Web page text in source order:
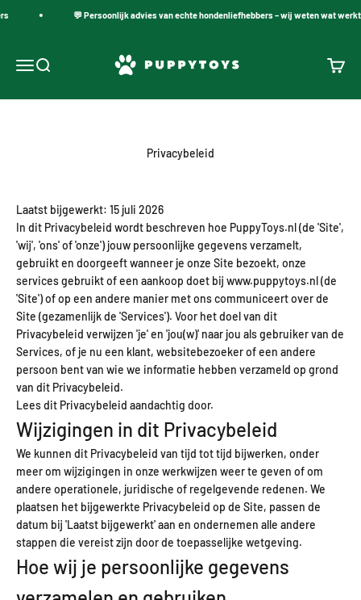
💬 Persoonlijk advies van echte hondenliefhebbers – wij weten wat werkt
Navigatiemenu openen
Zoeken openen
PuppyToys.nl
Privacybeleid
Laatst bijgewerkt: 15 juli 2026
In dit Privacybeleid wordt beschreven hoe PuppyToys.nl (de 'Site',
'wij', 'ons' of 'onze') jouw persoonlijke gegevens verzamelt,
gebruikt en doorgeeft wanneer je onze Site bezoekt, onze
services gebruikt of een aankoop doet bij www.puppytoys.nl (de
'Site') of op een andere manier met ons communiceert over de
Site (gezamenlijk de 'Services'). Voor het doel van dit
Privacybeleid verwijzen 'je' en 'jou(w)' naar jou als gebruiker van de
Services, of je nu een klant, websitebezoeker of een andere
persoon bent van wie we informatie hebben verzameld op grond
van dit Privacybeleid.
Lees dit Privacybeleid aandachtig door.
Wijzigingen in dit Privacybeleid
We kunnen dit Privacybeleid van tijd tot tijd bijwerken, onder
meer om wijzigingen in onze werkwijzen weer te geven of om
andere operationele, juridische of regelgevende redenen. We
plaatsen het bijgewerkte Privacybeleid op de Site, passen de
datum bij 'Laatst bijgewerkt' aan en ondernemen alle andere
stappen die vereist zijn door de toepasselijke wetgeving.
Hoe wij je persoonlijke gegevens